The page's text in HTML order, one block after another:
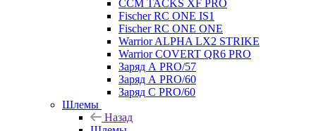
CCM TACKS XF PRO
Fischer RC ONE IS1
Fischer RC ONE ONE
Warrior ALPHA LX2 STRIKE
Warrior COVERT QR6 PRO
Заряд А PRO/57
Заряд А PRO/60
Заряд С PRO/60
Шлемы
Назад